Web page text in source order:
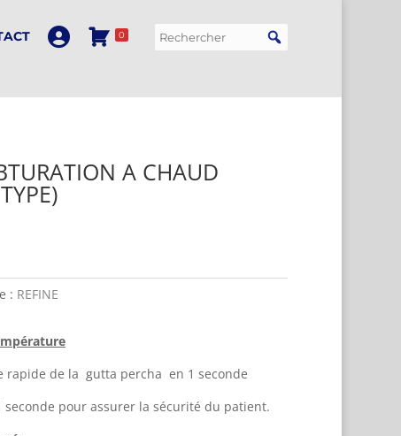
0
A CHAUD
: REFINE
rapide de la gutta percha en 1 seconde
pour assurer la sécurité du patient.